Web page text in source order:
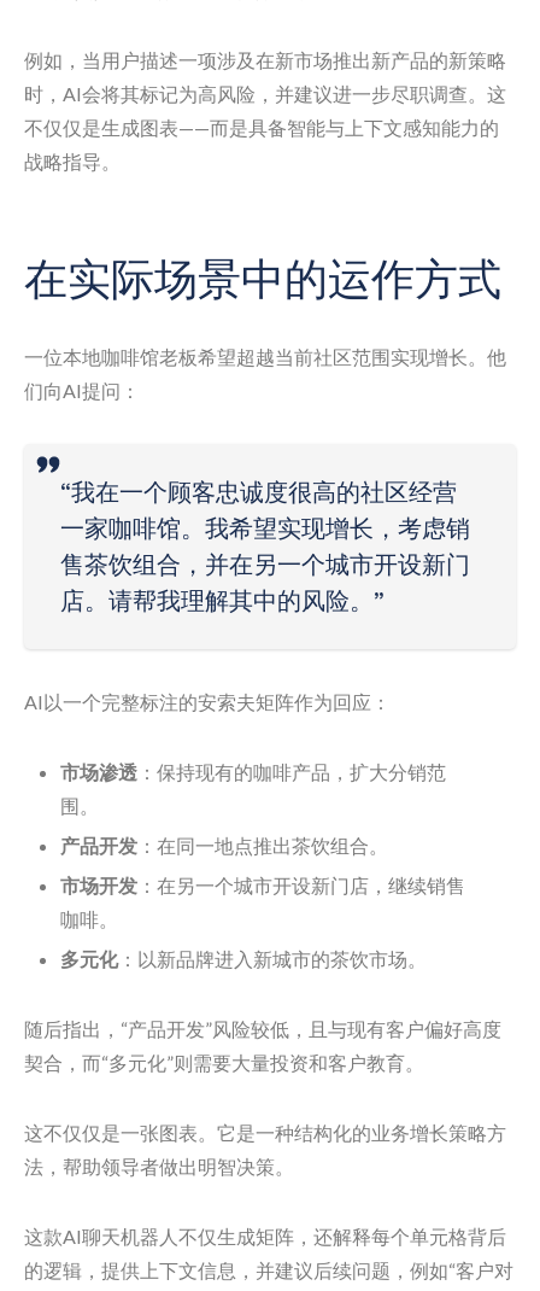
例如，当用户描述一项涉及在新市场推出新产品的新策略
时，AI会将其标记为高风险，并建议进一步尽职调查。这
不仅仅是生成图表——而是具备智能与上下文感知能力的
战略指导。
在实际场景中的运作方式
一位本地咖啡馆老板希望超越当前社区范围实现增长。他
们向AI提问：
“我在一个顾客忠诚度很高的社区经营
一家咖啡馆。我希望实现增长，考虑销
售茶饮组合，并在另一个城市开设新门
店。请帮我理解其中的风险。”
AI以一个完整标注的安索夫矩阵作为回应：
市场渗透 ：保持现有的咖啡产品，扩大分销范
围。
产品开发 ：在同一地点推出茶饮组合。
市场开发 ：在另一个城市开设新门店，继续销售
咖啡。
多元化：以新品牌进入新城市的茶饮市场。
随后指出，“产品开发”风险较低，且与现有客户偏好高度
契合，而“多元化”则需要大量投资和客户教育。
这不仅仅是一张图表。它是一种结构化的业务增长策略方
法，帮助领导者做出明智决策。
这款AI聊天机器人不仅生成矩阵，还解释每个单元格背后
的逻辑，提供上下文信息，并建议后续问题，例如“客户对